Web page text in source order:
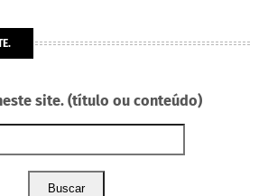
site. (título ou conteúdo)
Buscar